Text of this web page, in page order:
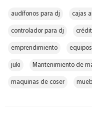
audífonos para dj cajas
controlador para dj
emprendimiento
juki Mantenimiento de
maquinas de coser